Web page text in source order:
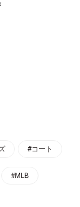
#コート
#MLB